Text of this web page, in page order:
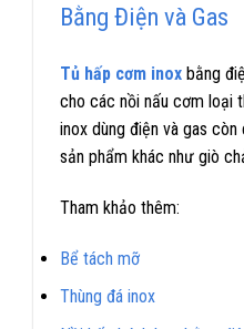
Bằng Điện và Gas
Tủ hấp cơm inox bằng
cho các nồi nấu cơm loại
inox dùng điện và gas
sản phẩm khác như giò
Tham khảo thêm:
Bể tách mỡ
Thùng đá inox